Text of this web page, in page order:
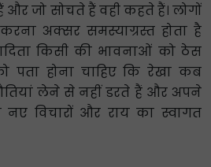
और जो सोचते हैं वही कहते हैं। लोगों
अक्सर समस्याग्रस्त होता है
किसी की भावनाओं को ठेस
पता होना चाहिए कि रेखा कब
लेने से नहीं डरते हैं और अपने
विचारों और राय का स्वागत